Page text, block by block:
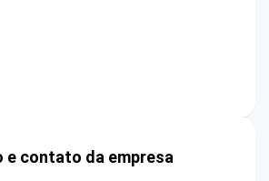
e contato da empresa